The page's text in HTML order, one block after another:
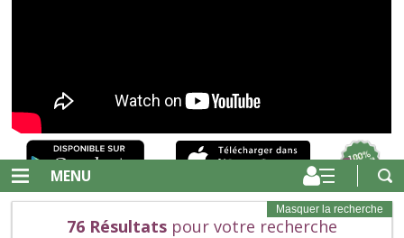
MENU
Masquer la recherche
76 Résultatspour votre recherche